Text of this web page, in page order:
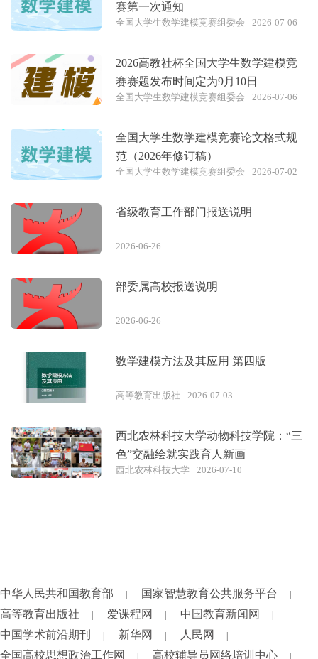
赛第一次通知
全国大学生数学建模竞赛组委会 2026-07-06
2026高教社杯全国大学生数学建模竞
赛赛题发布时间定为9月10日
全国大学生数学建模竞赛组委会 2026-07-06
全国大学生数学建模竞赛论文格式规
范（2026年修订稿）
全国大学生数学建模竞赛组委会 2026-07-02
省级教育工作部门报送说明
2026-06-26
部委属高校报送说明
2026-06-26
数学建模方法及其应用 第四版
高等教育出版社 2026-07-03
西北农林科技大学动物科技学院：“三
色”交融绘就实践育人新画
西北农林科技大学 2026-07-10
中华人民共和国教育部 国家智慧教育公共服务平台
高等教育出版社 爱课程网 中国教育新闻网
中国学术前沿期刊 新华网 人民网
全国高校思想政治工作网 高校辅导员网络培训中心